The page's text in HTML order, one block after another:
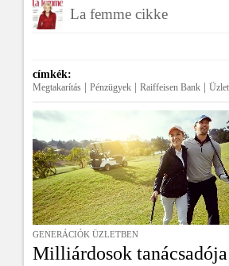
La femme cikke
címkék:
Megtakarítás Pénzügyek Raiffeisen Bank Üzlet
GENERÁCIÓK ÜZLETBEN
Milliárdosok tanácsadója